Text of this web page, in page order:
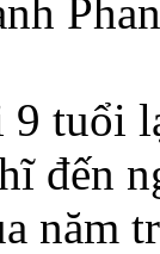
9 tuổi
đến
năm